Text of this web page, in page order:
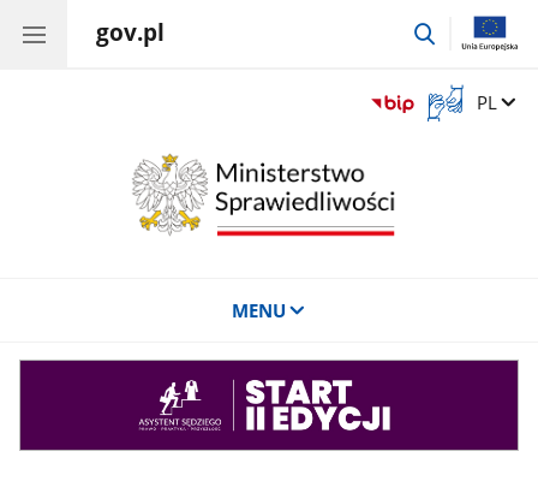
gov.pl
przejdź
Otwórz
okno
Zmień
PL
MENU